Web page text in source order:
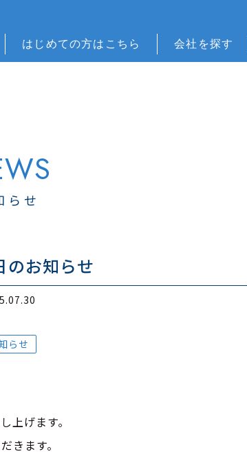
はじめての方はこちら 会社を探す
らせ
のお知らせ
らせ
上げます。
きます。